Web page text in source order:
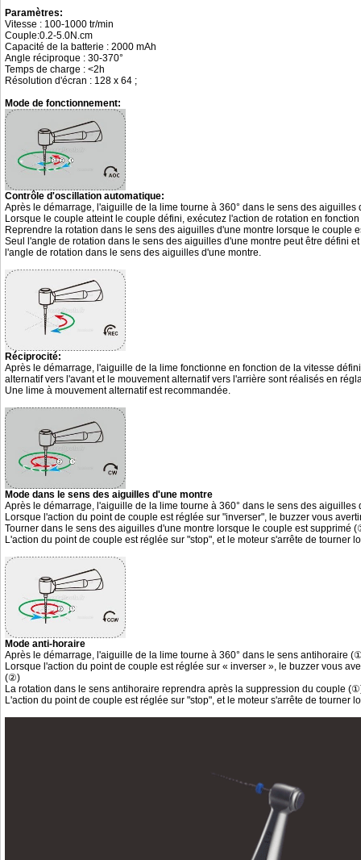
Paramètres:
Vitesse : 100-1000 tr/min
Couple:0.2-5.0N.cm
Capacité de la batterie : 2000 mAh
Angle réciproque : 30-370°
Temps de charge : <2h
Résolution d'écran : 128 x 64 ;
Mode de fonctionnement:
Contrôle d'oscillation automatique:
Après le démarrage, l'aiguille de la lime tourne à 360° dans le sens des
Lorsque le couple atteint le couple défini, exécutez l'action de rotation en
Reprendre la rotation dans le sens des aiguilles d'une montre lorsque le couple
Seul l'angle de rotation dans le sens des aiguilles d'une montre peut être défini
l'angle de rotation dans le sens des aiguilles d'une montre.
Réciprocité:
Après le démarrage, l'aiguille de la lime fonctionne en fonction de la vitesse
alternatif vers l'avant et le mouvement alternatif vers l'arrière sont réalisés en
Une lime à mouvement alternatif est recommandée.
Mode dans le sens des aiguilles d'une montre
Après le démarrage, l'aiguille de la lime tourne à 360° dans le sens des
Lorsque l'action du point de couple est réglée sur "inverser", le buzzer vous
Tourner dans le sens des aiguilles d'une montre lorsque le couple est supprimé
L'action du point de couple est réglée sur "stop", et le moteur s'arrête de tourner
Mode anti-horaire
Après le démarrage, l'aiguille de la lime tourne à 360° dans le sens antihoraire
Lorsque l'action du point de couple est réglée sur « inverser », le buzzer vous
(②)
La rotation dans le sens antihoraire reprendra après la suppression du couple
L'action du point de couple est réglée sur "stop", et le moteur s'arrête de tourner